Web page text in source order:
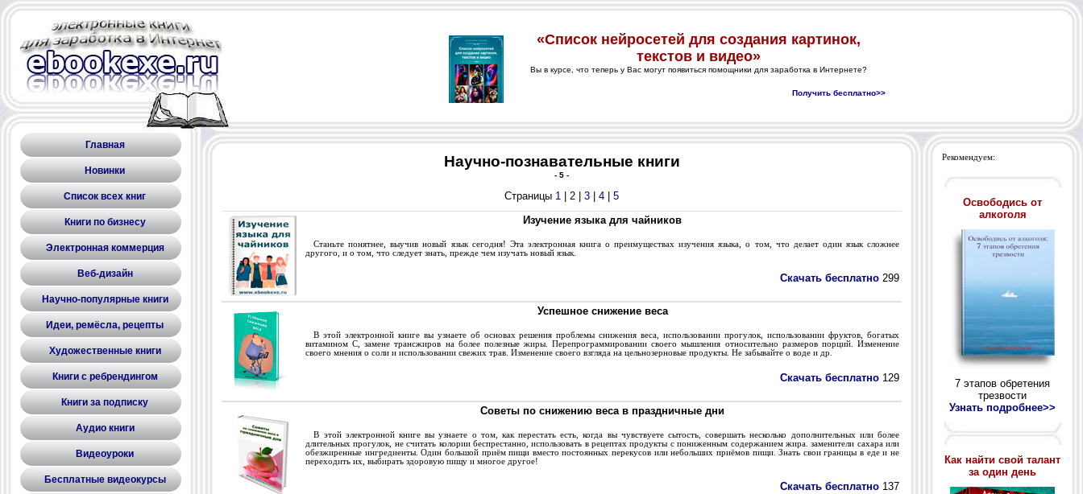
Главная
Новинки
Список всех книг
Книги по бизнесу
Электронная коммерция
Веб-дизайн
Научно-популярные книги
Идеи, ремёсла, рецепты
Художественные книги
Книги с ребрендингом
Книги за подписку
Аудио книги
Видеоуроки
Бесплатные видеокурсы
Научно-познавательные книги
- 5 -
Страницы 1 | 2 | 3 | 4 | 5
Изучение языка для чайников
Станьте понятнее, выучив новый язык сегодня! Эта электронная книга о преимуществах изучения языка, о том, что делает один язык сложнее
другого, и о том, что следует знать, прежде чем изучать новый язык.
Скачать бесплатно 299
Успешное снижение веса
В этой электронной книге вы узнаете об основах решения проблемы снижения веса, использовании прогулок, использовании фруктов, богатых
витамином С, замене трансжиров на более полезные жиры. Перепрограммировании своего мышления относительно размеров порций. Изменение
своего мнения о соли и использовании свежих трав. Изменение своего взгляда на цельнозерновые продукты. Не забывайте о воде и др.
Скачать бесплатно 129
Советы по снижению веса в праздничные дни
В этой электронной книге вы узнаете о том, как перестать есть, когда вы чувствуете сытость, совершать несколько дополнительных или более
длительных прогулок, не считать колории беспрестанно, использовать в рецептах продукты с пониженным содержанием жира. заменители сахара или
обезжиренные ингредиенты. Один большой приём пищи вместо постоянных перекусов или небольших приёмов пищи. Знать свои границы в еде и не
переходить их, выбирать здоровую пищу и многое другое!
Скачать бесплатно 137
Рекомендуем:
Освободись от
алкоголя
7 этапов обретения
трезвости
Узнать подробнее>>
Как найти свой талант
за один день